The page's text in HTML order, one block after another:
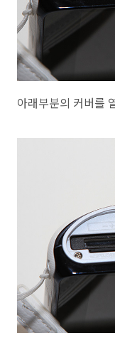
아래부분의 커버를